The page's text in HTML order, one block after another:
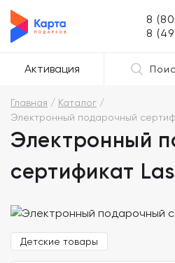
8
8
Активация
Главная
Каталог
Электронный подарочный
Электронный
сертификат
Детские товары